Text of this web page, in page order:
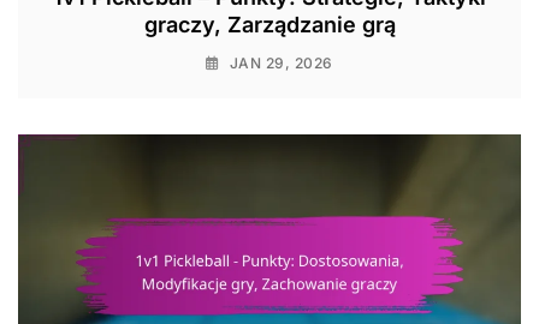
graczy, Zarządzanie grą
JAN 29, 2026